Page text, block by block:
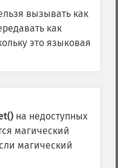
вызывать как
как
это языковая
на недоступных
магический
магический